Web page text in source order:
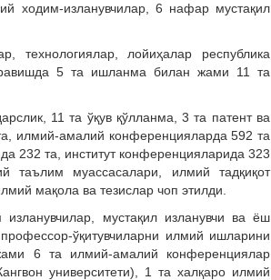
ходим-изланувчилар, 6 нафар мустақил
технологиялар, лойиҳалар республика
5 та ишланма билан жами 11 та
11 та ўқув қўлланма, 3 та патент ва
илмий-амалий конференцияларда 592 та
232 та, институт конференцияларида 323
муассасалари, илмий тадқиқот
мақола ва тезислар чоп этилди.
мустақил изланувчи ва ёш
ўқитувчиларни илмий ишларини
6 та илмий-амалий конференциялар
университети), 1 та халқаро илмий